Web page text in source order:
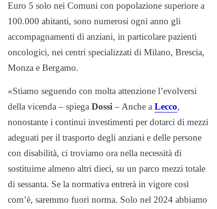
Euro 5 solo nei Comuni con popolazione superiore a
100.000 abitanti, sono numerosi ogni anno gli
accompagnamenti di anziani, in particolare pazienti
oncologici, nei centri specializzati di Milano, Brescia,
Monza e Bergamo.
«Stiamo seguendo con molta attenzione l’evolversi
della vicenda – spiega Dossi – Anche a Lecco,
nonostante i continui investimenti per dotarci di mezzi
adeguati per il trasporto degli anziani e delle persone
con disabilità, ci troviamo ora nella necessità di
sostituirne almeno altri dieci, su un parco mezzi totale
di sessanta. Se la normativa entrerà in vigore così
com’è, saremmo fuori norma. Solo nel 2024 abbiamo